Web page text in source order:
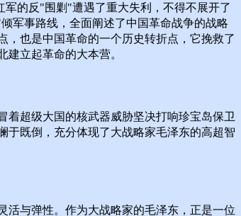
的反"围剿"遭遇了重大失利，不得不展开了
军事路线，全面阐述了中国革命战争的战略
，也是中国革命的一个历史转折点，它挽救了
立起革命的大本营。
着超级大国的核武器威胁坚决打响珍宝岛保卫
于既倒，充分体现了大战略家毛泽东的高超智
活与弹性。作为大战略家的毛泽东，正是一位